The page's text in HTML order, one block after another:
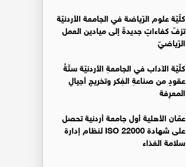
كلّيّة علوم الرّياضة في الجامعة الأردنيّة
تزفّ كفاءاتٍ جديدةً إلى ميادين العمل
الرّياضيّ
كلّيّة الآداب في الجامعةِ الأردنيّة ستّةُ
عقودٍ من صناعةِ الفِكر وتخريجِ أجيالِ
المعرِفة
عمّان الأهلية أول جامعة أردنية تحصل
على شهادة ISO 22000 لنظام إدارة
سلامة الغذاء